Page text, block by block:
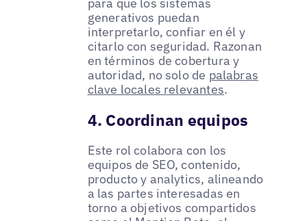
para que los sistemas
generativos puedan
interpretarlo, confiar en él y
citarlo con seguridad. Razonan
en términos de cobertura y
autoridad, no solo de palabras
clave locales relevantes.
4. Coordinan equipos
Este rol colabora con los
equipos de SEO, contenido,
producto y analytics, alineando
a las partes interesadas en
torno a objetivos compartidos